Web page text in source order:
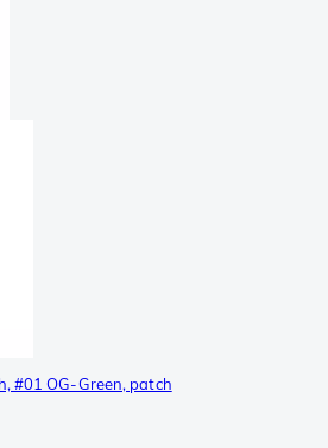
#01 OG-Green, patch